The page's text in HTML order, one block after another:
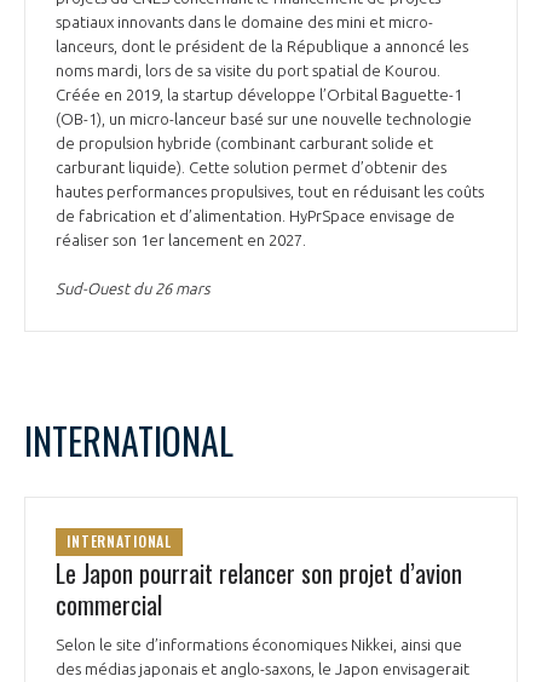
spatiaux innovants dans le domaine des mini et micro-
lanceurs, dont le président de la République a annoncé les
noms mardi, lors de sa visite du port spatial de Kourou.
Créée en 2019, la startup développe l’Orbital Baguette-1
(OB-1), un micro-lanceur basé sur une nouvelle technologie
de propulsion hybride (combinant carburant solide et
carburant liquide). Cette solution permet d’obtenir des
hautes performances propulsives, tout en réduisant les coûts
de fabrication et d’alimentation. HyPrSpace envisage de
réaliser son 1er lancement en 2027.
Sud-Ouest du 26 mars
INTERNATIONAL
INTERNATIONAL
Le Japon pourrait relancer son projet d’avion
commercial
Selon le site d’informations économiques Nikkei, ainsi que
des médias japonais et anglo-saxons, le Japon envisagerait